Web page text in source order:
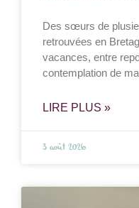
Des sœurs de
retrouvées en
vacances, entre
contemplation de
LIRE PLUS »
3 août 2026